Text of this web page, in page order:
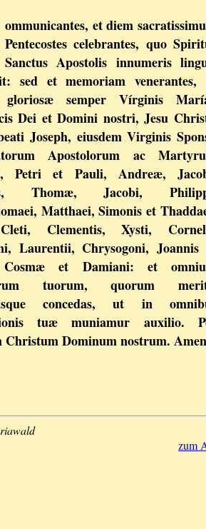
ommunicantes, et diem
Pentecostes celebrantes, quo
Sanctus Apostolis innumeris
sed et memoriam venerantes,
gloriosæ semper Vírginis
Dei et Domini nostri, Jesu
Joseph, eiusdem Virginis
Apostolorum ac
Petri et Pauli, Andreæ,
Thomæ, Jacobi,
Matthaei, Simonis et
Clementis, Xysti,
Laurentii, Chrysogoni, Joannis
et Damiani: et
tuorum, quorum
concedas, ut in
tuæ muniamur auxilio.
Christum Dominum nostrum.
zum